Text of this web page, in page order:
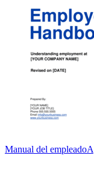
Manual del empleado